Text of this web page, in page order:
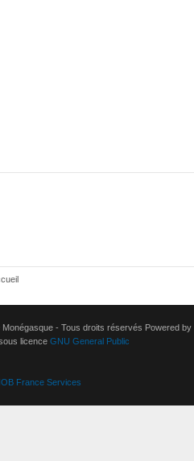
- Tous droits réservés Powered by
licence GNU General Public
France Services